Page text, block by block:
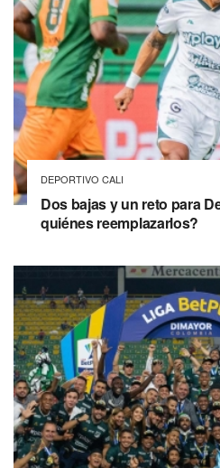
DEPORTIVO CALI
Dos bajas y un reto para
quiénes reemplazarlos?